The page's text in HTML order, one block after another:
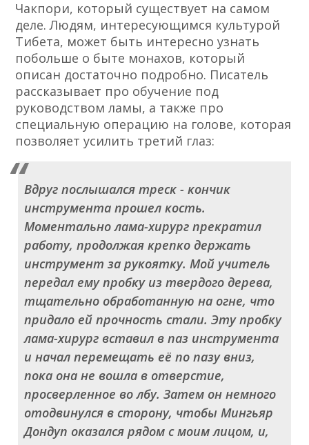
Чакпори, который существует на самом
деле. Людям, интересующимся культурой
Тибета, может быть интересно узнать
побольше о быте монахов, который
описан достаточно подробно. Писатель
рассказывает про обучение под
руководством ламы, а также про
специальную операцию на голове, которая
позволяет усилить третий глаз:
Вдруг послышался треск - кончик
инструмента прошел кость.
Моментально лама-хирург прекратил
работу, продолжая крепко держать
инструмент за рукоятку. Мой учитель
передал ему пробку из твердого дерева,
тщательно обработанную на огне, что
придало ей прочность стали. Эту пробку
лама-хирург вставил в паз инструмента
и начал перемещать её по пазу вниз,
пока она не вошла в отверстие,
просверленное во лбу. Затем он немного
отодвинулся в сторону, чтобы Мингьяр
Дондуп оказался рядом с моим лицом, и,